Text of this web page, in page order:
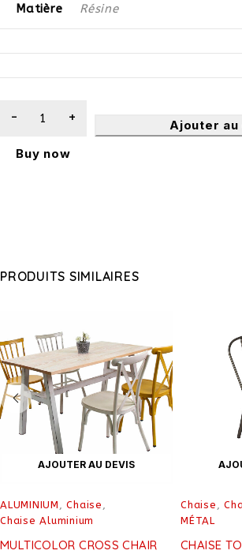
Matière Résine
Ajouter au
Buy now
PRODUITS SIMILAIRES
AJOUTER AU DEVIS
ALUMINIUM ,Chaise ,
Chaise Aluminium
MULTICOLOR CROSS CHAIR
Chaise ,
MÉTAL
CHAISE